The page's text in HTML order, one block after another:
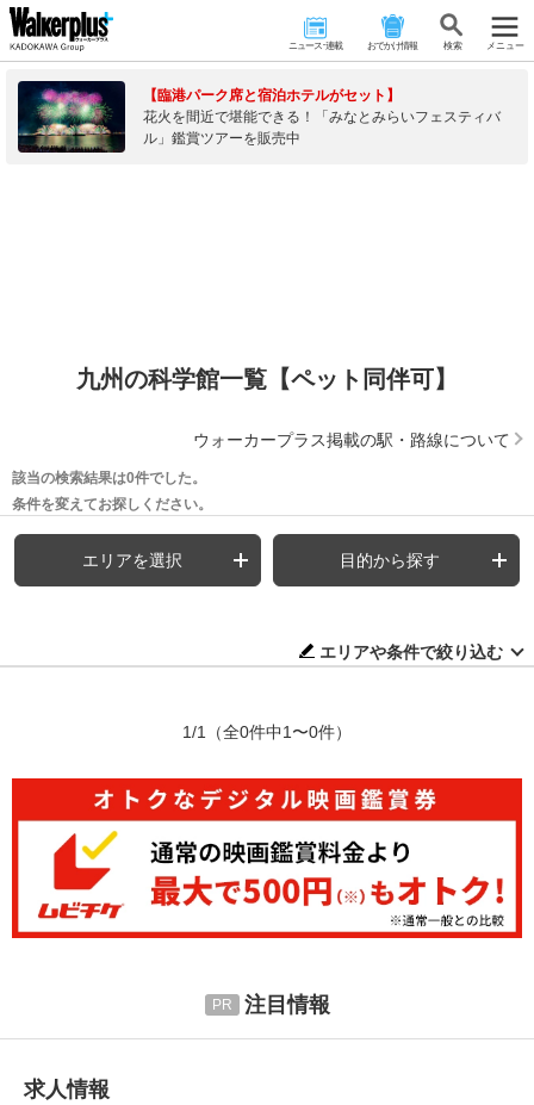
ニュース･連載 おでかけ情報 検 索 メニュー
【臨港パーク席と宿泊ホテルがセット】
花火を間近で堪能できる！「みなとみらいフェスティバ
ル」鑑賞ツアーを販売中
九州の科学館一覧【ペット同伴可】
ウォーカープラス掲載の駅・路線について
該当の検索結果は0件でした。
条件を変えてお探しください。
エリアを選択 目的から探す
エリアや条件で絞り込む
1/1 （全0件中1〜0件）
注目情報
求人情報